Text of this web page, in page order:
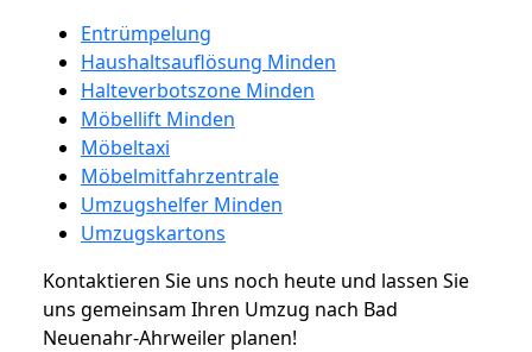
Entrümpelung
Haushaltsauflösung Minden
Halteverbotszone Minden
Möbellift Minden
Möbeltaxi
Möbelmitfahrzentrale
Umzugshelfer Minden
Umzugskartons
Kontaktieren Sie uns noch heute und lassen Sie
uns gemeinsam Ihren Umzug nach Bad
Neuenahr-Ahrweiler planen!